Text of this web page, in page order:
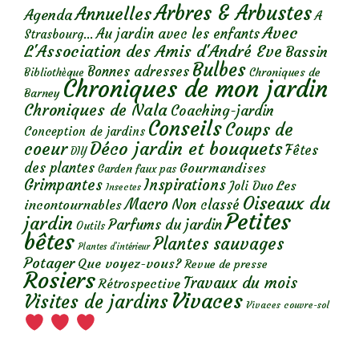
AgendaAnnuellesArbres & Arbustes A
Strasbourg... Au jardin avec les enfantsAvec
L'Association des Amis d'André Eve Bassin
Bibliothèque Bonnes adresses Bulbes Chroniques de
Barney Chroniques de mon jardin
Chroniques de Nala Coaching-jardin
Conception de jardins ConseilsCoups de
coeur DIY Déco jardin et bouquetsFêtes
des plantes Garden faux pas Gourmandises
Grimpantes Insectes Inspirations Joli Duo Les
incontournables Macro Non classé Oiseaux du
jardin Outils Parfums du jardinPetites
bêtes Plantes d’intérieur Plantes sauvages
Potager Que voyez-vous? Revue de presse
Rosiers Rétrospective Travaux du mois
Visites de jardins Vivaces Vivaces couvre-sol